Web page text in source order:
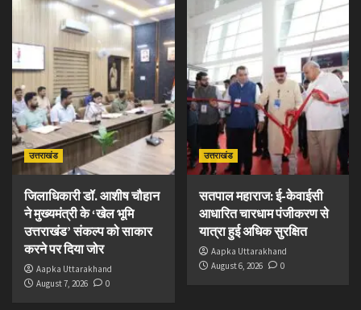
उत्तराखंड
जिलाधिकारी डॉ. आशीष चौहान
ने मुख्यमंत्री के ‘खेल भूमि
उत्तराखंड’ संकल्प को साकार
करने पर दिया जोर
Aapka Uttarakhand
August 7, 2026
0
उत्तराखंड
सतपाल महाराज: ई-केवाईसी
आधारित चारधाम पंजीकरण से
यात्रा हुई अधिक सुरक्षित
Aapka Uttarakhand
August 6, 2026
0